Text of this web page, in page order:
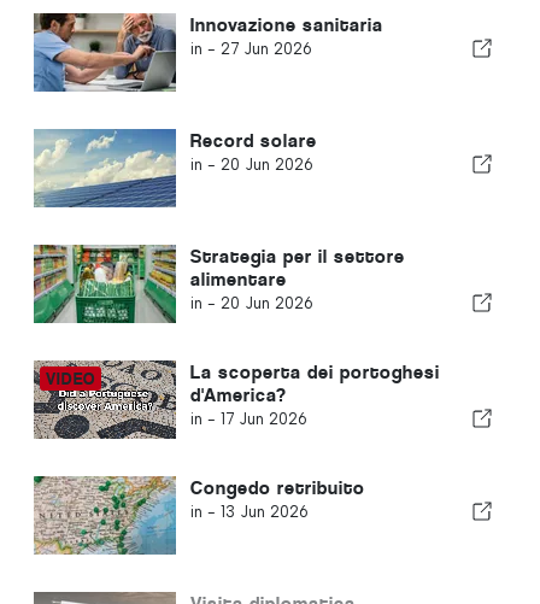
Innovazione sanitaria
in - 27 Jun 2026
Record solare
in - 20 Jun 2026
Strategia per il settore
alimentare
in - 20 Jun 2026
La scoperta dei portoghesi
d'America?
in - 17 Jun 2026
Congedo retribuito
in - 13 Jun 2026